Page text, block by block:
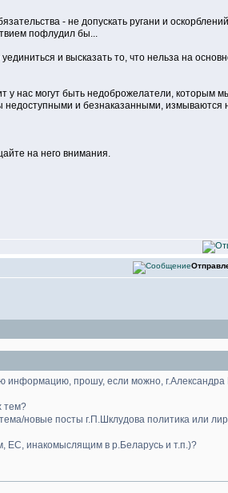
- не допускать ругани и
пофлудил бы...
и высказать то, что нельза на
у нас могут быть недоброжелатели, которым
недоступными и безнаказанными, измываются
на него внимания.
информацию, прошу, если можно, г.Александра
тем?
новые посты г.П.Шклудова политика или
ЕС, инакомыслящим в р.Беларусь и т.п.)?